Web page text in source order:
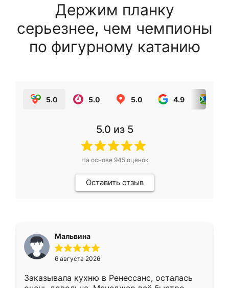
Держим планку
серьезнее, чем чемпионы
по фигурному катанию
5.0 5.0 5.0 4.9
5.0 из 5
На основе 945оценок
Оставить отзыв
Мальвина
6 августа 2026
Заказывала кухню в Ренессанс, осталась